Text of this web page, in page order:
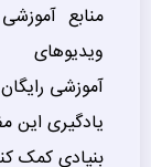
منابع
ویدیوهای
آموزشی
یادگیری این
بنیادی کمک